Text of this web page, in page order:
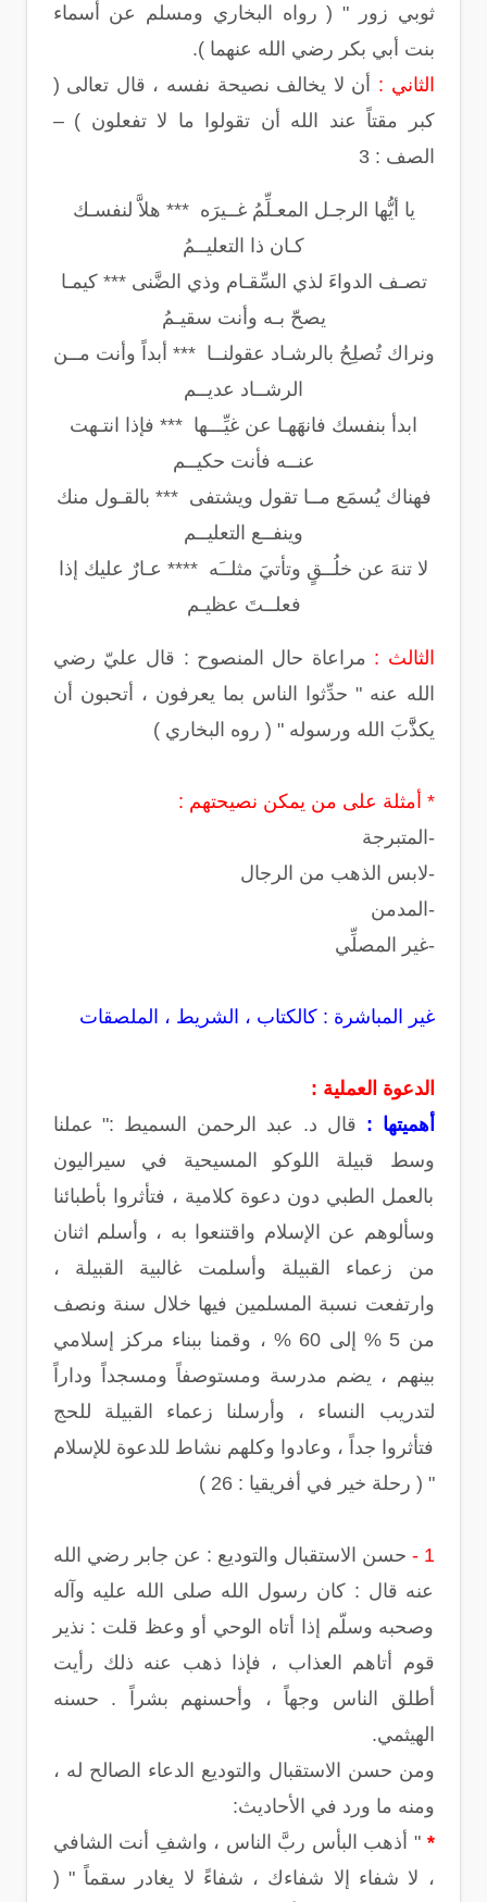
ثوبي زور " ( رواه البخاري ومسلم عن أسماء
بنت أبي بكر رضي الله عنهما ).
الثاني : أن لا يخالف نصيحة نفسه ، قال تعالى (
كبر مقتاً عند الله أن تقولوا ما لا تفعلون ) –
الصف : 3
يا أيُّها الرجـل المعـلِّمُ غــيرَه *** هلاَّ لنفسـك
كـان ذا التعليــمُ
تصـف الدواءَ لذي السِّقـام وذي الضَّنى *** كيمـا
يصحّ بـه وأنت سقيـمُ
ونراك تُصلِحُ بالرشـاد عقولنــا *** أبداً وأنت مــن
الرشــاد عديــم
ابدأ بنفسك فانهَهـا عن غيِّـــها *** فإذا انتـهت
عنــه فأنت حكيــم
فهناك يُسمَع مــا تقول ويشتفى *** بالقـول منك
وينفــع التعليــم
لا تنهَ عن خلُــقٍ وتأتيَ مثلــَه **** عـارٌ عليك إذا
فعلــتَ عظيـم
الثالث : مراعاة حال المنصوح : قال عليّ رضي
الله عنه " حدِّثوا الناس بما يعرفون ، أتحبون أن
يكذَّّبَ الله ورسوله " ( روه البخاري )
* أمثلة على من يمكن نصيحتهم :
-المتبرجة
-لابس الذهب من الرجال
-المدمن
-غير المصلِّي
غير المباشرة : كالكتاب ، الشريط ، الملصقات
الدعوة العملية :
أهميتها : قال د. عبد الرحمن السميط :" عملنا
وسط قبيلة اللوكو المسيحية في سيراليون
بالعمل الطبي دون دعوة كلامية ، فتأثروا بأطبائنا
وسألوهم عن الإسلام واقتنعوا به ، وأسلم اثنان
من زعماء القبيلة وأسلمت غالبية القبيلة ،
وارتفعت نسبة المسلمين فيها خلال سنة ونصف
من 5 % إلى 60 % ، وقمنا ببناء مركز إسلامي
بينهم ، يضم مدرسة ومستوصفاً ومسجداً وداراً
لتدريب النساء ، وأرسلنا زعماء القبيلة للحج
فتأثروا جداً ، وعادوا وكلهم نشاط للدعوة للإسلام
" ( رحلة خير في أفريقيا : 26 )
1 -
حسن الاستقبال والتوديع : عن جابر رضي الله
عنه قال : كان رسول الله صلى الله عليه وآله
وصحبه وسلّم إذا أتاه الوحي أو وعظ قلت : نذير
قوم أتاهم العذاب ، فإذا ذهب عنه ذلك رأيت
أطلق الناس وجهاً ، وأحسنهم بشراً . حسنه
الهيثمي.
ومن حسن الاستقبال والتوديع الدعاء الصالح له ،
ومنه ما ورد في الأحاديث:
* " أذهب البأس ربَّ الناس ، واشفِ أنت الشافي
، لا شفاء إلا شفاءك ، شفاءً لا يغادر سقماً " (